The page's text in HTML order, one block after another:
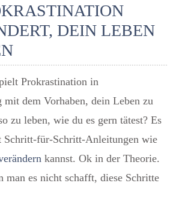
DEIN LEBEN
Prokrastination in
mit dem Vorhaben, dein Leben zu
zu leben, wie du es gern tätest? Es
Schritt-für-Schritt-Anleitungen wie
kannst. Ok in der Theorie.
man es nicht schafft, diese Schritte